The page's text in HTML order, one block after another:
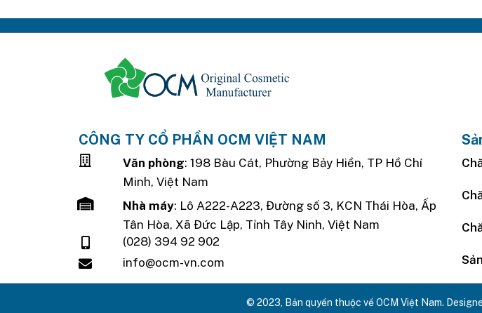
CÔNG TY CỔ PHẦN OCM VIỆT NAM
Văn phòng: 198 Bàu Cát, Phường Bảy Hiền, TP Hồ Chí
Minh, Việt Nam
Nhà máy: Lô A222-A223, Đường số 3, KCN Thái Hòa, Ấp
Tân Hòa, Xã Đức Lập, Tỉnh Tây Ninh, Việt Nam
(028) 394 92 902
info@ocm-vn.com
© 2023, Bản quyền thuộc về OCM Việt Nam.